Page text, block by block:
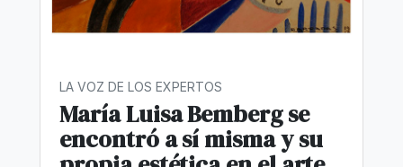
LA VOZ DE LOS EXPERTOS
María Luisa Bemberg se
encontró a sí misma y su